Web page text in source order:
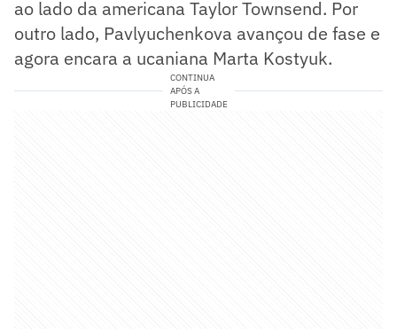
ao lado da americana Taylor Townsend. Por
outro lado, Pavlyuchenkova avançou de fase e
agora encara a ucaniana Marta Kostyuk.
CONTINUA
APÓS A
PUBLICIDADE